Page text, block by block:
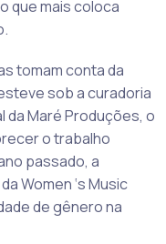
que mais coloca
tomam conta da
sob a curadoria
da Maré Produções, o
o trabalho
passado, a
Women ‘s Music
de gênero na